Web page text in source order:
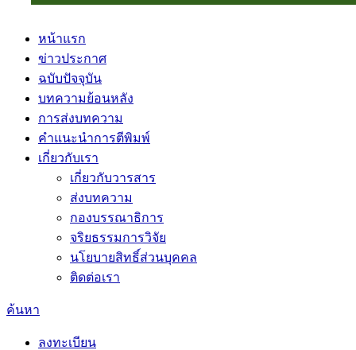
หน้าแรก
ข่าวประกาศ
ฉบับปัจจุบัน
บทความย้อนหลัง
การส่งบทความ
คำแนะนำการตีพิมพ์
เกี่ยวกับเรา
เกี่ยวกับวารสาร
ส่งบทความ
กองบรรณาธิการ
จริยธรรมการวิจัย
นโยบายสิทธิ์ส่วนบุคคล
ติดต่อเรา
ค้นหา
ลงทะเบียน